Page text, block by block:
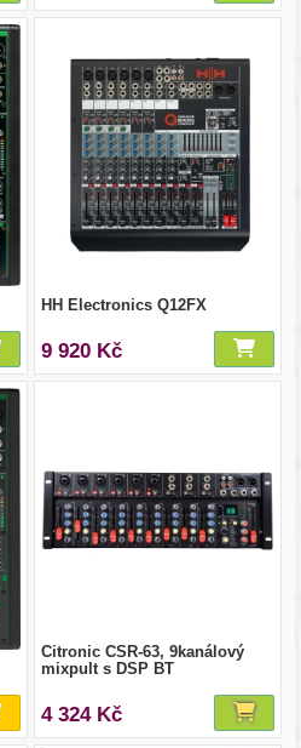
HH Electronics Q12FX
9 920 Kč
Citronic CSR-63, 9kanálový
mixpult s DSP BT
4 324 Kč